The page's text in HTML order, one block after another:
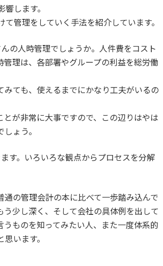
します。
管理をしていく手法を紹介しています。
の人時管理でしょうか。人件費をコスト
理は、各部署やグループの利益を総労働
ても、使えるまでにかなり工夫がいるの
が非常に大事ですので、この辺りはやは
ょう。
す。いろいろな観点からプロセスを分解
の管理会計の本に比べて一歩踏み込んで
少し深く、そして会社の具体例を出して
ものを知ってみたい人、また一度体系的
います。